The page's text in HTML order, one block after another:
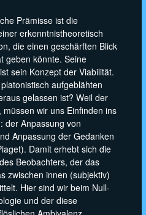
Prämisse ist die
erkenntnistheoretisch
die einen geschärften Blick
geben könnte. Seine
sein Konzept der Viabilität.
aufgeblähten
gelassen ist? Weil der
wir uns Einfinden ins
der Anpassung von
Anpassung der Gedanken
Damit erhebt sich die
Beobachters, der das
zwischen innen (subjektiv)
Hier sind wir beim Null-
und der diese